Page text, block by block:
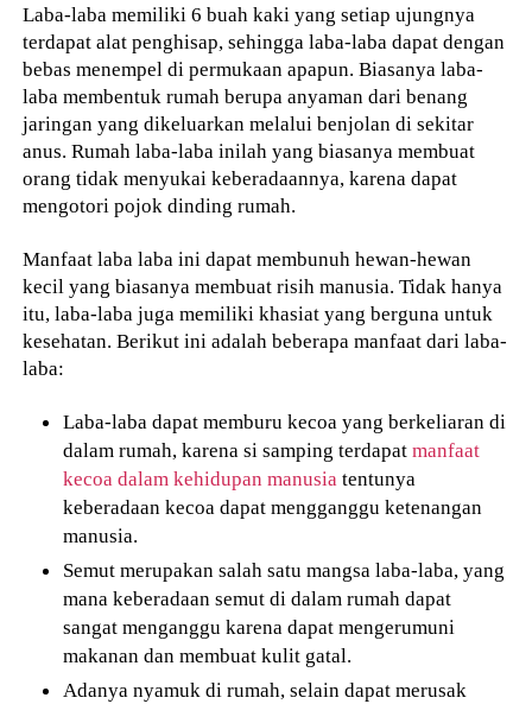
Laba-laba memiliki 6 buah kaki yang setiap ujungnya
terdapat alat penghisap, sehingga laba-laba dapat dengan
bebas menempel di permukaan apapun. Biasanya laba-
laba membentuk rumah berupa anyaman dari benang
jaringan yang dikeluarkan melalui benjolan di sekitar
anus. Rumah laba-laba inilah yang biasanya membuat
orang tidak menyukai keberadaannya, karena dapat
mengotori pojok dinding rumah.
Manfaat laba laba ini dapat membunuh hewan-hewan
kecil yang biasanya membuat risih manusia. Tidak hanya
itu, laba-laba juga memiliki khasiat yang berguna untuk
kesehatan. Berikut ini adalah beberapa manfaat dari laba-
laba:
Laba-laba dapat memburu kecoa yang berkeliaran di
dalam rumah, karena si samping terdapatmanfaat
kecoa dalam kehidupan manusia tentunya
keberadaan kecoa dapat mengganggu ketenangan
manusia.
Semut merupakan salah satu mangsa laba-laba, yang
mana keberadaan semut di dalam rumah dapat
sangat menganggu karena dapat mengerumuni
makanan dan membuat kulit gatal.
Adanya nyamuk di rumah, selain dapat merusak